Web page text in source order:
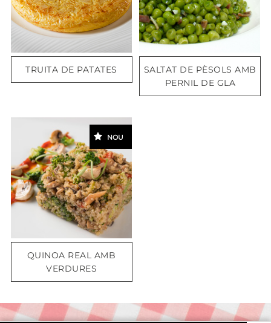
TRUITA DE PATATES
SALTAT DE PÈSOLS AMB
PERNIL DE GLA
QUINOA REAL AMB
VERDURES
NOU